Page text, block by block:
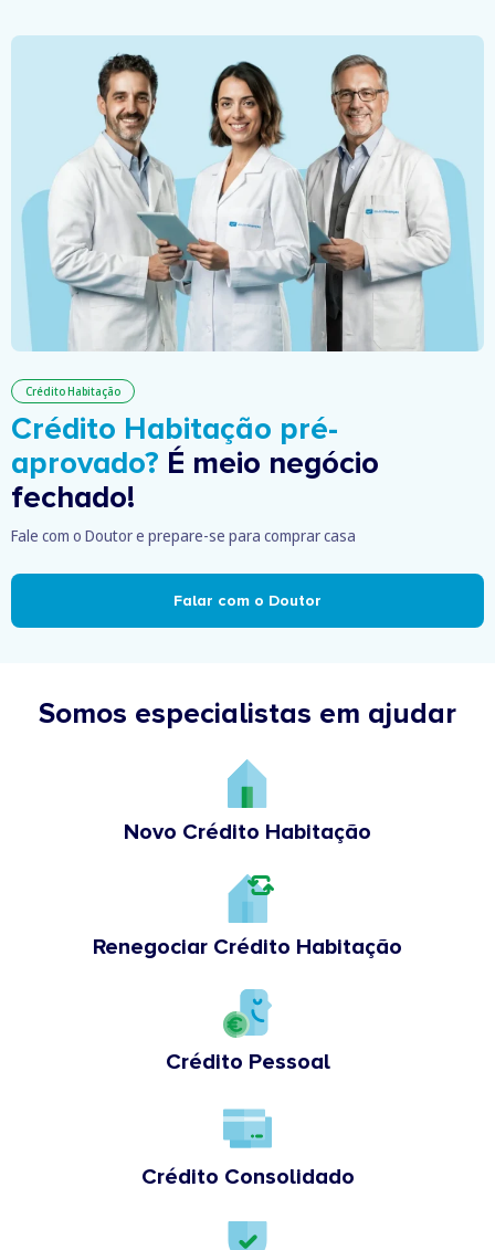
Crédito Habitação
Crédito Habitação pré-
aprovado? É meio negócio
fechado!
Fale com o Doutor e prepare-se para comprar casa
Falar com o Doutor
Somos especialistas em ajudar
Novo Crédito Habitação
Renegociar Crédito Habitação
Crédito Pessoal
Crédito Consolidado